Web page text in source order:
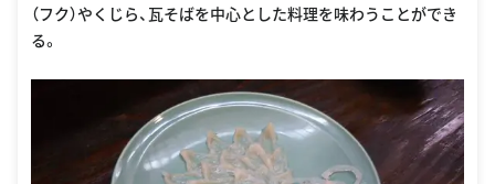
（フク）やくじら、瓦そばを中心とした料理を味わうことができ
る。